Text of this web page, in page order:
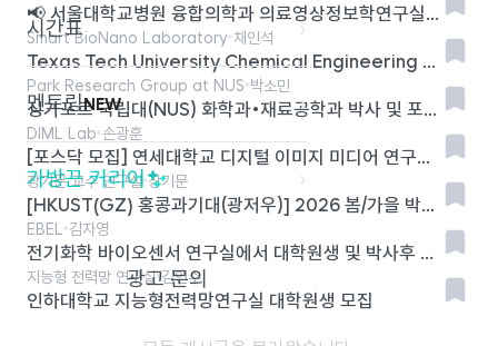
시간표 ›
멘토링NEW ›
가방끈 커리어 ›
광고 문의
📢 서울대학교병원 융합의학과 의료영상정보학연구실 2025 동계 인턴십 모집 안내
Smart BioNano Laboratory 채인석
Texas Tech University Chemical Engineering Smart BioNano Laboratory 박사과정 학생 모집
Park Research Group at NUS 박소민
싱가포르 국립대(NUS) 화학과•재료공학과 박사 및 포닥모집
DIML Lab 손광훈
[포스닥 모집] 연세대학교 디지털 이미지 미디어 연구실 (DIML Lab)
장기문 교수 연구실 장기문
[HKUST(GZ) 홍콩과기대(광저우)] 2026 봄/가을 박사과정 모집: 도시공학 및 데이터기반 도시설계
EBEL 김자영
전기화학 바이오센서 연구실에서 대학원생 및 박사후 연구원을 모집합니다.
지능형 전력망 연구실 김인수
인하대학교 지능형전력망연구실 대학원생 모집